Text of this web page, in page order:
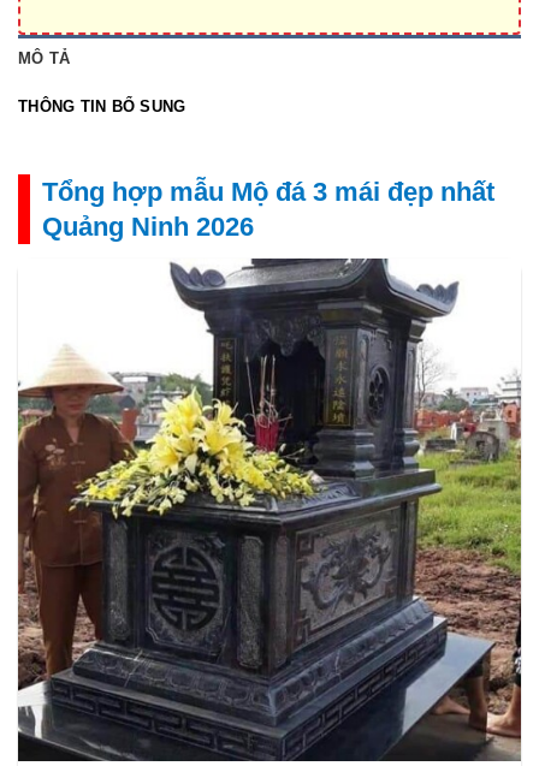
MÔ TẢ
THÔNG TIN BỔ SUNG
Tổng hợp mẫu Mộ đá 3 mái đẹp nhất
Quảng Ninh 2026